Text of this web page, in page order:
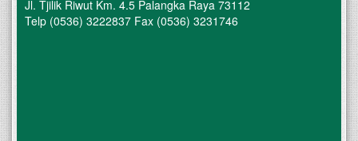
Jl. Tjilik Riwut Km. 4.5 Palangka Raya 73112
Telp (0536) 3222837 Fax (0536) 3231746